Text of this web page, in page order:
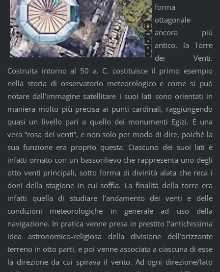
forma
ottagonale
ancora più
antico, la Torre
dei Venti.
Costruita intorno al 50 a. C. costituisce il primo esempio
nella storia di osservatorio meteorologico e come si può
notare dall’immagine satellitare i suoi lati sono orientati in
maniera molto più precisa ai punti cardinali, raggiungendo
quasi un livello pari a quello dei monumenti Egizi. È una
vera “rosa dei venti”, e non solo per modo di dire, poichè la
sua funzione era proprio questa. Ciascuno dei suoi lati è
infatti ornato con un bassorilievo che rappresenta uno degli
otto venti principali, sotto forma di divinità alata che reca i
doni della stagione in cui soffia. La finalità della torre era
infatti quella di studiare l’andamento dei venti e delle
condizioni meteorologiche in generale ad uso della
navigazione. In pratica venne presa in prestito l’antichissima
idea astronomico-religiosa della divisione dell’orizzonte
terreno in otto parti, e poi venne associata a ciascuna di esse
la direzione da cui spirava il vento. Ad ogni direzione/lato